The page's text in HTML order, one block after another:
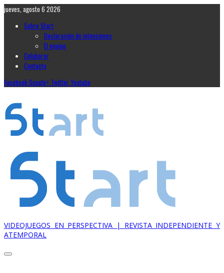
jueves, agosto 6 2026
Sobre Start
Declaración de intenciones
El equipo
Colaborar
Contacto
FacebookGoogle+ TwitterYoutube
VIDEOJUEGOS EN PERSPECTIVA | REVISTA INDEPENDIENTE Y
ATEMPORAL